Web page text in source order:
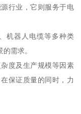
行业，它则服务于电
机器人电缆等多种类
需求。
度及生产规模等因素
保证质量的同时，力